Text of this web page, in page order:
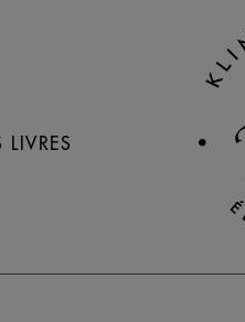
LIVRES